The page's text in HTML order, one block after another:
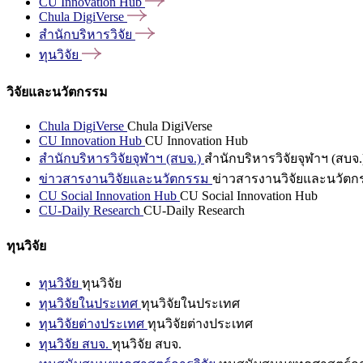
Chula DigiVerse
สำนักบริหารวิจัย
ทุนวิจัย
วิจัยและนวัตกรรม
Chula DigiVerse Chula DigiVerse
CU Innovation Hub CU Innovation Hub
สำนักบริหารวิจัยจุฬาฯ (สบจ.) สำนักบริหารวิจัยจุฬาฯ (สบจ
ข่าวสารงานวิจัยและนวัตกรรม ข่าวสารงานวิจัยและนวัตก
CU Social Innovation Hub CU Social Innovation Hub
CU-Daily Research CU-Daily Research
ทุนวิจัย
ทุนวิจัย ทุนวิจัย
ทุนวิจัยในประเทศ ทุนวิจัยในประเทศ
ทุนวิจัยต่างประเทศ ทุนวิจัยต่างประเทศ
ทุนวิจัย สบจ. ทุนวิจัย สบจ.